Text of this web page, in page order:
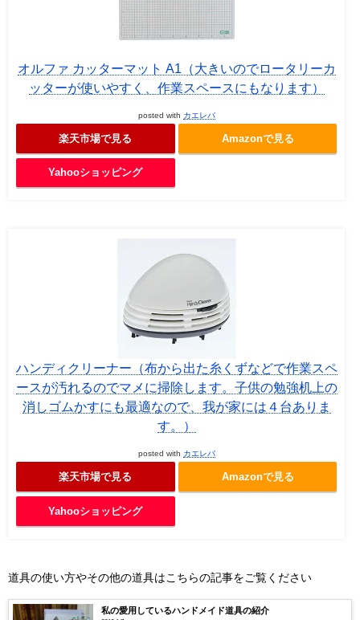
オルファ カッターマット A1（大きいのでロータリーカ
ッターが使いやすく、作業スペースにもなります）
posted with カエレバ
楽天市場で見る Amazonで見る
Yahooショッピング
ハンディクリーナー（布から出た糸くずなどで作業スペ
ースが汚れるのでマメに掃除します。子供の勉強机上の
消しゴムかすにも最適なので、我が家には４台ありま
す。）
posted with カエレバ
楽天市場で見る Amazonで見る
Yahooショッピング
道具の使い方やその他の道具はこちらの記事をご覧ください
私の愛用しているハンドメイド道具の紹介